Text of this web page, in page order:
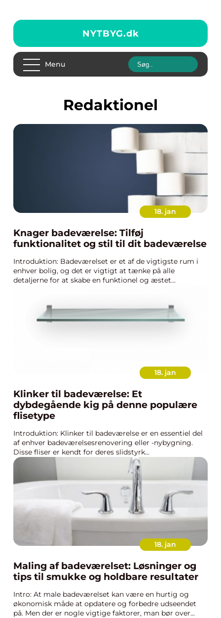
NYTBYG.dk
Menu
redaktionel
18. jan
Knager badeværelse: Tilføj
funktionalitet og stil til dit badeværelse
Introduktion: Badeværelset er et af de vigtigste rum i
enhver bolig, og det er vigtigt at tænke på alle
detaljerne for at skabe en funktionel og æstet...
18. jan
Klinker til badeværelse: Et
dybdegående kig på denne populære
flisetype
Introduktion: Klinker til badeværelse er en essentiel del
af enhver badeværelsesrenovering eller -nybygning.
Disse fliser er kendt for deres slidstyrk...
18. jan
Maling af badeværelset: Løsninger og
tips til smukke og holdbare resultater
Intro: At male badeværelset kan være en hurtig og
økonomisk måde at opdatere og forbedre udseendet
på. Men der er nogle vigtige faktorer, man bør over...